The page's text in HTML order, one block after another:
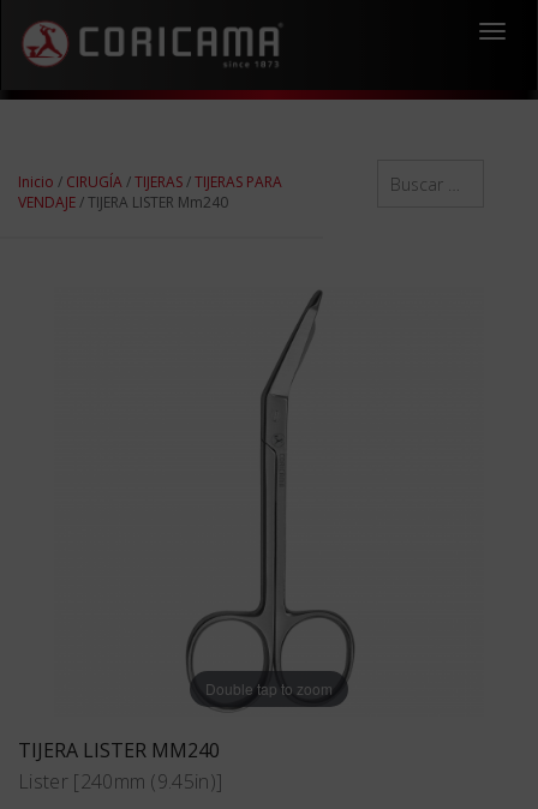
Inicio / CIRUGÍA/TIJERAS/TIJERAS PARA
VENDAJE/ TIJERA LISTER Mm240
Double tap to zoom
TIJERA LISTER MM240
Lister [240mm (9.45in)]